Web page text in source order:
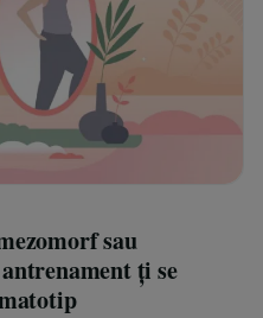
sau
ți se